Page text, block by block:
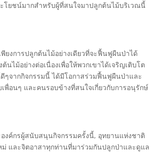
โยชน์มากสำหรับผู้ที่สนใจมาปลูกต้นไม้บริเวณนี้
ยงการปลูกต้นไม้อย่างเดียวที่จะฟื้นฟูผืนป่าได้
ไม้อย่างต่อเนื่องเพื่อให้พวกเขาได้เจริญเติบโต
ๆจากกิจกรรมนี้ ได้มีโอกาสร่วมฟื้นฟูผืนป่าและ
พื่อนๆ และคนรอบข้างที่สนใจเกี่ยวกับการอนุรักษ์
งค์กรผู้สนับสนุนกิจกรรมครั้งนี้, อุทยานแห่งชาติ
ม่ และจิตอาสาทุกท่านที่มาร่วมกันปลูกป่าและดูแล